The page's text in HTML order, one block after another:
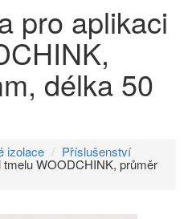
pro aplikaci
délka 50
izolace Příslušenství
WOODCHINK, průměr